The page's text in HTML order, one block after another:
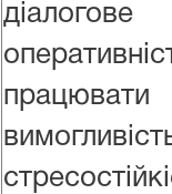
діалогове